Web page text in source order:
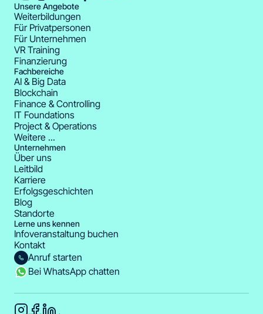
Unsere Angebote
Weiterbildungen
Für Privatpersonen
Für Unternehmen
VR Training
Finanzierung
Fachbereiche
AI & Big Data
Blockchain
Finance & Controlling
IT Foundations
Project & Operations
Weitere ...
Unternehmen
Über uns
Leitbild
Karriere
Erfolgsgeschichten
Blog
Standorte
Lerne uns kennen
Infoveranstaltung buchen
Kontakt
Anruf starten
Bei WhatsApp chatten